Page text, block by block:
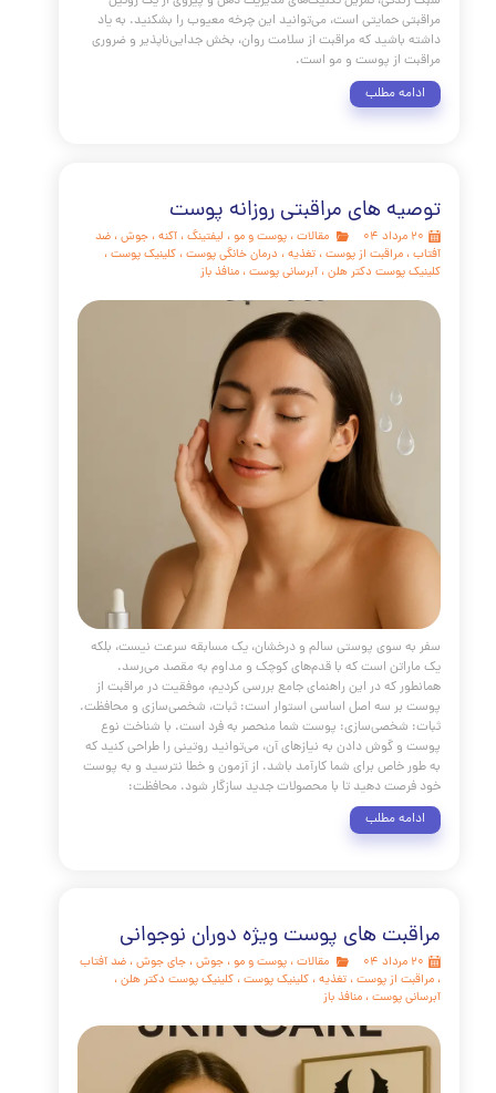
بین استرس و سلامت پوست و مو، یک واقعیت علمی انکارناپذیر
افزایش تولید چربی و بروز جوش‌های عصبی گرفته تا تخریب
تشدید بیماری‌های مزمن و ریزش مو، استرس می‌تواند تأثیرات
گسترده‌ای بر ظاهر و سلامت شما داشته باشد. پیام اصلی این
جامع این است که شما در برابر این تأثیرات ناتوان نیستید. با
علمی و اتخاذ یک رویکرد یکپارچه که شامل اصلاح
تمرین تکنیک‌های مدیریت ذهن و پیروی از یک روتین
حمایتی است، می‌توانید این چرخه معیوب را بشکنید. به یاد
که مراقبت از سلامت روان، بخش جدایی‌ناپذیر و ضروری
های مراقبتی روزانه پوست
مقالات،پوست و مو،لیفتینگ،آکنه، جوش،ضد
مراقبت از پوست،تغذیه
پوست دکتر هلن،آبرسانی پوست